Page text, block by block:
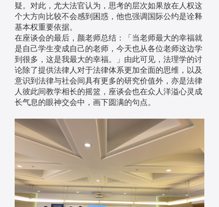
疑。对此，尤大法官认为，思考的层次如果放在人权这
个大方向比较不会感到困惑，他也强调国际公约是诠释
基本权重要依据。
在座谈会的最后，颜老师总结：「当老师最大的幸福就
是自己学生变成自己的老师，今天也从各位老师这边学
到很多，这是我最大的幸福。」由此可见，法理学的讨
论除了提供法律人对于法律体系更加全面的思维，以及
意识到法律与社会间具有更多的研究价值外，亦是法律
人彼此间教学相长的摇篮，座谈会也在众人洋溢心灵成
长气息的眼神交会中，画下圆满的句点。